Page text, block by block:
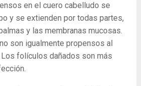
en el cuero cabelludo se
y se extienden por todas partes,
y las membranas mucosas.
son igualmente propensos al
folículos dañados son más